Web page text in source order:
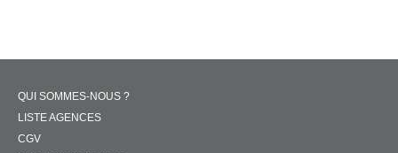
QUI SOMMES-NOUS ?
LISTE AGENCES
CGV